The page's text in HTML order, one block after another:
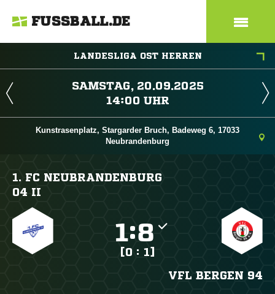
FUSSBALL.DE
LANDESLIGA OST HERREN
 
 
Kunstrasenplatz, Stargarder Bruch, Badeweg 6, 17033
Neubrandenburg
1. FC NEUBRANDENBURG
04 II
:
[0 : 1]
VFL BERGEN 94